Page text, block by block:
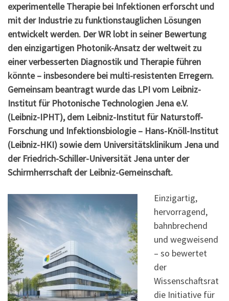
experimentelle Therapie bei Infektionen erforscht und
mit der Industrie zu funktionstauglichen Lösungen
entwickelt werden. Der WR lobt in seiner Bewertung
den einzigartigen Photonik-Ansatz der weltweit zu
einer verbesserten Diagnostik und Therapie führen
könnte – insbesondere bei multi-resistenten Erregern.
Gemeinsam beantragt wurde das LPI vom Leibniz-
Institut für Photonische Technologien Jena e.V.
(Leibniz-IPHT), dem Leibniz-Institut für Naturstoff-
Forschung und Infektionsbiologie – Hans-Knöll-Institut
(Leibniz-HKI) sowie dem Universitätsklinikum Jena und
der Friedrich-Schiller-Universität Jena unter der
Schirmherrschaft der Leibniz-Gemeinschaft.
Einzigartig,
hervorragend,
bahnbrechend
und wegweisend
– so bewertet
der
Wissenschaftsrat
die Initiative für